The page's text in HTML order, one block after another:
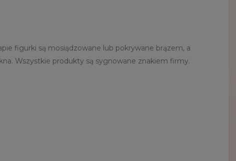
figurki są mosiądzowane lub pokrywane brązem, a
Wszystkie produkty są sygnowane znakiem firmy.